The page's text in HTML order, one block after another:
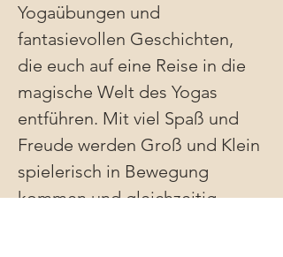
Yogaübungen und
fantasievollen Geschichten,
die euch auf eine Reise in die
magische Welt des Yogas
entführen. Mit viel Spaß und
Freude werden Groß und Klein
spielerisch in Bewegung
kommen und gleichzeitig